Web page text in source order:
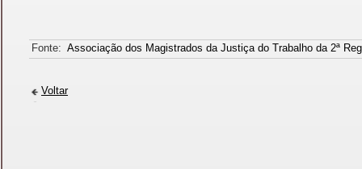
Fonte: Associação dos Magistrados da Justiça do Trabalho da 2ª
Voltar